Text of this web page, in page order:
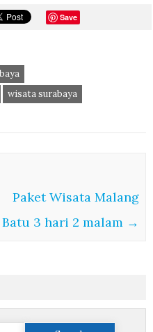
Save
wisata surabaya
Paket Wisata Malang
Batu 3 hari 2 malam →